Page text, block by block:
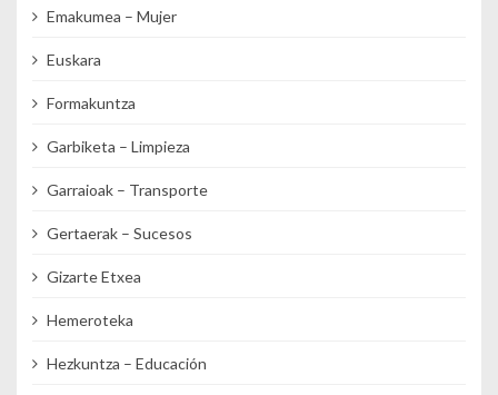
Emakumea – Mujer
Euskara
Formakuntza
Garbiketa – Limpieza
Garraioak – Transporte
Gertaerak – Sucesos
Gizarte Etxea
Hemeroteka
Hezkuntza – Educación